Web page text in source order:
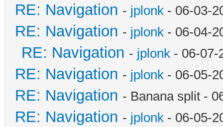
RE: Navigation - jplonk - 06-03-
RE: Navigation - jplonk - 06-04-
RE: Navigation - jplonk - 06-07-
RE: Navigation - jplonk - 06-05-
RE: Navigation - Banana split -
RE: Navigation - jplonk - 06-05-